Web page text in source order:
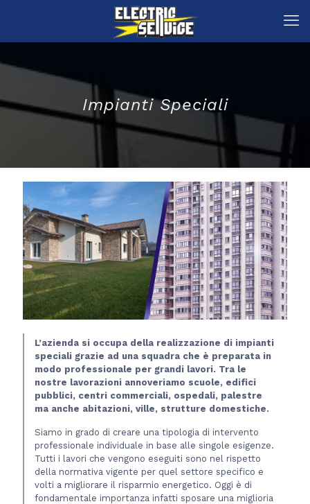
Impianti Speciali
L’azienda si occupa della realizzazione di impianti
speciali grazie ad una squadra che è preparata in
modo professionale per grandi lavori. Tra le
nostre lavorazioni annoveriamo scuole, edifici
pubblici, centri commerciali, ospedali, palestre
ma anche abitazioni, ville, strutture domestiche.
Siamo in grado di creare una tipologia di intervento
professionale individuale in base alle singole esigenze.
Tutti i lavori che vengono eseguiti sono nel rispetto
della normativa vigente per quel settore specifico e
volti a migliorare il risparmio energetico. Oggi è di
fondamentale importanza infatti sposare una miglioria